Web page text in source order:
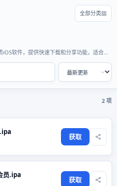
全部分类
软件，提供快速下载和分享功能，适合各
2 项
获取
员.ipa
获取